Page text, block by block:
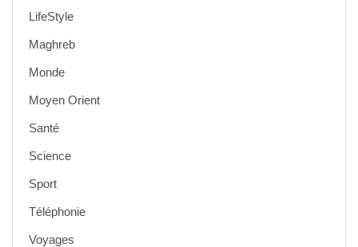
LifeStyle
Maghreb
Monde
Moyen Orient
Santé
Science
Sport
Téléphonie
Voyages